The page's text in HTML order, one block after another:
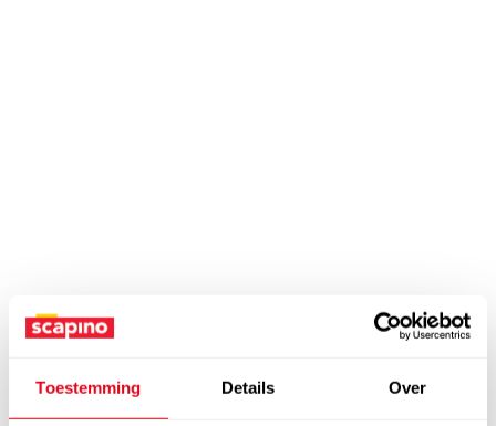
Toestemming Details Over